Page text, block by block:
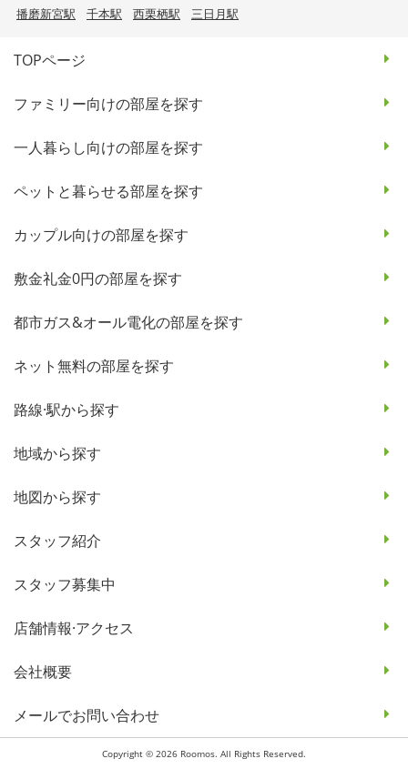
播磨新宮駅
千本駅 西栗栖駅 三日月駅
TOPページ
ファミリー向けの部屋を探す
一人暮らし向けの部屋を探す
ペットと暮らせる部屋を探す
カップル向けの部屋を探す
敷金礼金0円の部屋を探す
都市ガス&オール電化の部屋を探す
ネット無料の部屋を探す
路線·駅から探す
地域から探す
地図から探す
スタッフ紹介
スタッフ募集中
店舗情報·アクセス
会社概要
メールでお問い合わせ
Copyright © 2026 Roomos. All Rights Reserved.